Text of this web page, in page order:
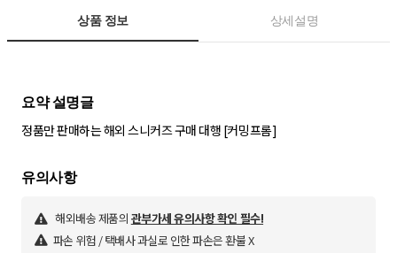
상품 정보 상세설명
요약 설명글
정품만 판매하는 해외 스니커즈 구매 대행 [커밍프롬]
유의사항
해외배송 제품의 관부가세 유의사항 확인 필수!
파손 위험 / 택배사 과실로 인한 파손은 환불 X